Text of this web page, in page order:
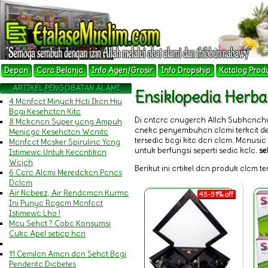
Depan Cara Belanja Info Agen/Grosir Info Dropship
Katalog
ARTIKEL PENGOBATAN ALAMI
4 Manfaat Minyak Hati Ikan Hiu
Bagi Kesehatan Kita
8 Makanan Super yang Ampuh
Menjaga Kesehatan Wanita
Manfaat Masker Spirulina Yang
Istimewa Untuk Kecantikan
Wajah
6 Cara Alami Meredakan Panas
Dalam
Air Nabeez, Air Rendaman Kurma
Ini Punya Ragam Manfaat
Istimewa Lho !
Mau Sehat ? Coba Konsumsi
Cuka Apel setiap hari
11 Cemilan Aman dan Sehat Bagi
Penderita Diabetes
Ensiklopedia
Di antara anugerah Allah
aneka penyembuhan alami terkait
tersedia bagi kita dari alam.
untuk berfungsi seperti sedia kala.
Berikut ini artikel dan produk alam
45-51% off